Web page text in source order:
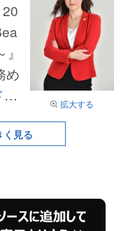
拡大する
め
リ
る
く見る